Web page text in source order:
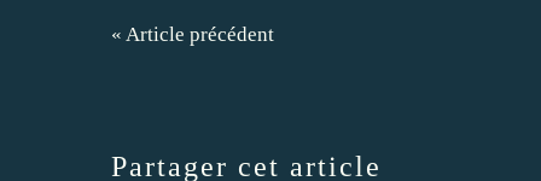
« Article précédent
Partager cet article